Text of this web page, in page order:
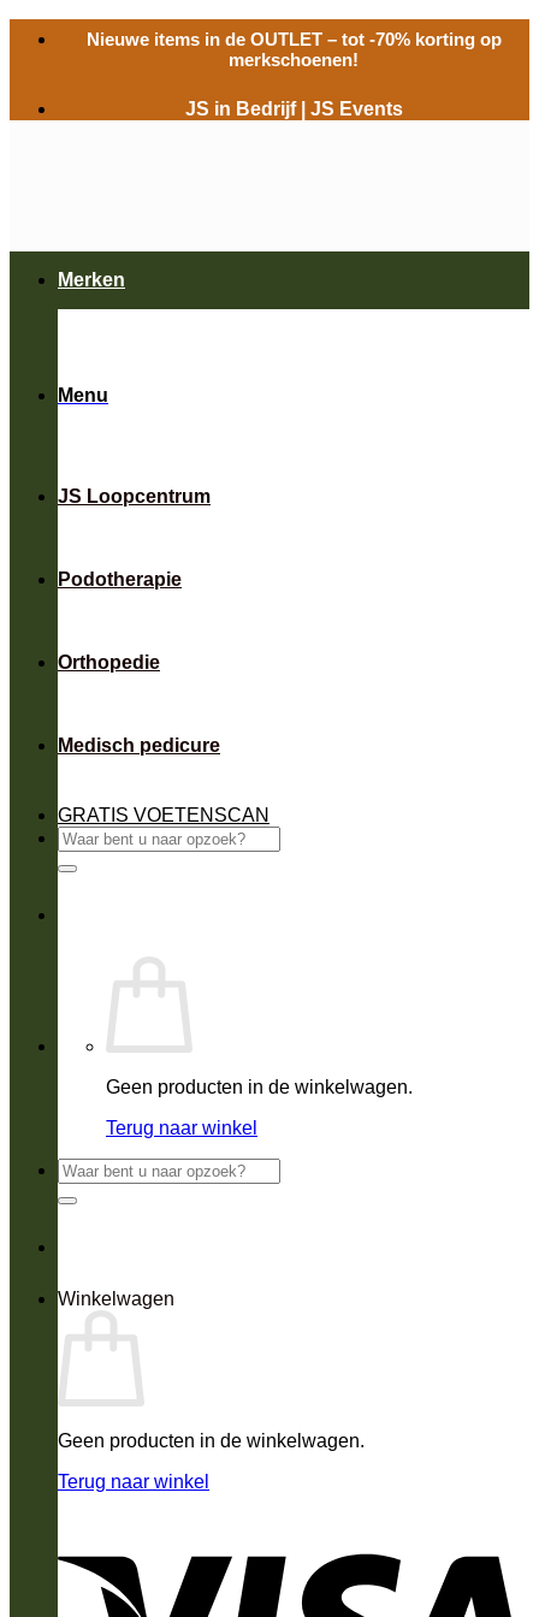
naar
Nieuwe items in de OUTLET– tot -70% korting op
merkschoenen!
JS in Bedrijf JS Events
Menu
JS Loopcentrum
Podotherapie
Orthopedie
Medisch pedicure
GRATIS VOETENSCAN
Zoeken
naar:
Geen producten in de winkelwagen.
Terug naar winkel
Zoeken
naar:
Winkelwagen
Geen producten in de winkelwagen.
Terug naar winkel
Merken